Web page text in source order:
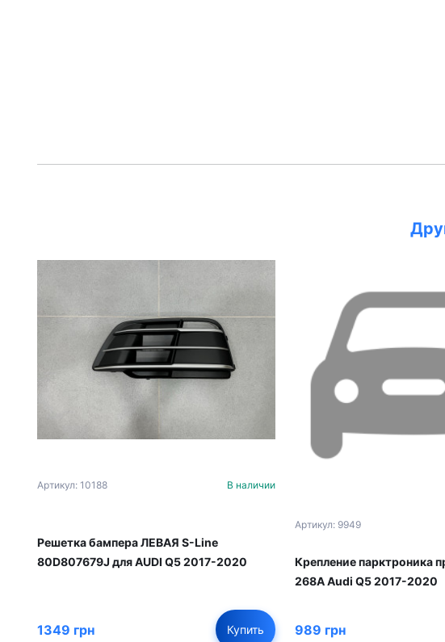
Артикул: 10188 В наличии
Решетка бампера ЛЕВАЯ S-Line
80D807679J для AUDI Q5 2017-2020
1349 грн Купить
Артикул: 9949
Крепление парктроника
268A Audi Q5 2017-2020
989 грн